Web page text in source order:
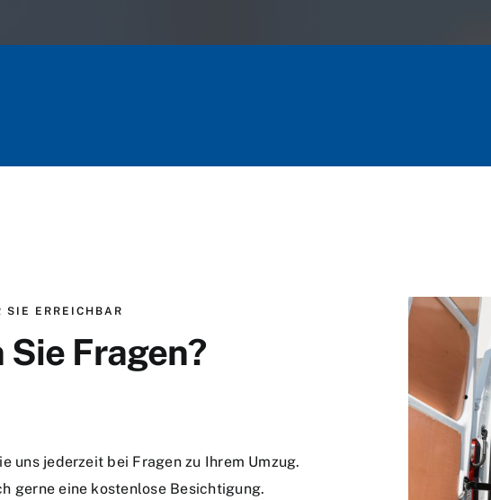
SIE ERREICHBAR
Sie Fragen?
uns jederzeit bei Fragen zu Ihrem Umzug.
gerne eine kostenlose Besichtigung.